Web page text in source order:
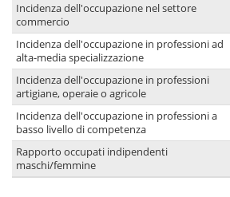
Incidenza dell'occupazione nel settore
commercio
Incidenza dell'occupazione in professioni ad
alta-media specializzazione
Incidenza dell'occupazione in professioni
artigiane, operaie o agricole
Incidenza dell'occupazione in professioni a
basso livello di competenza
Rapporto occupati indipendenti
maschi/femmine